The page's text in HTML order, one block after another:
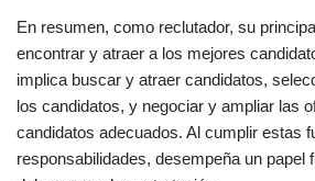
En resumen, como reclutador, su
encontrar y atraer a los mejores
implica buscar y atraer candidatos,
los candidatos, y negociar y ampliar las
candidatos adecuados. Al cumplir estas
responsabilidades, desempeña un papel